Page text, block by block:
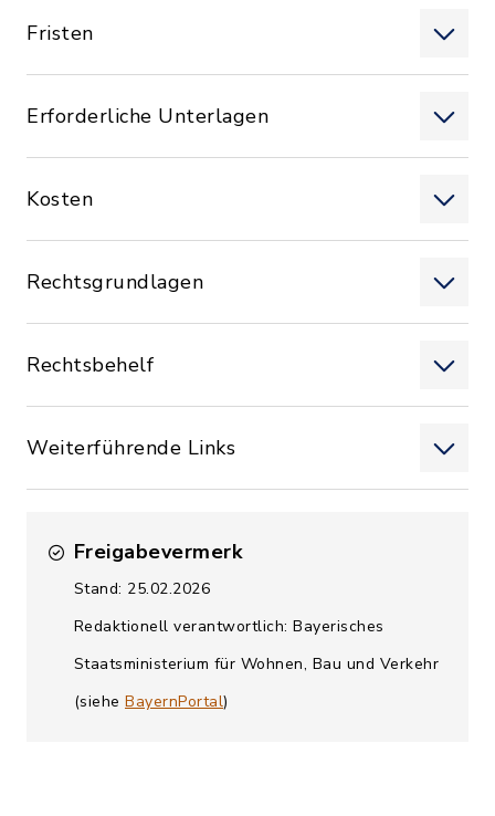
Fristen
Erforderliche Unterlagen
Kosten
Rechtsgrundlagen
Rechtsbehelf
Weiterführende Links
Freigabevermerk
Stand: 25.02.2026
Redaktionell verantwortlich: Bayerisches
Staatsministerium für Wohnen, Bau und Verkehr
(siehe BayernPortal)